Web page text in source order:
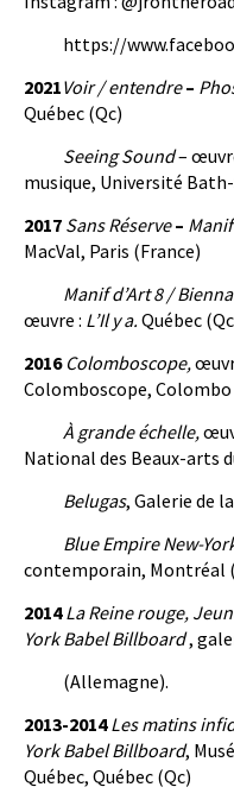
https://
2021Voir / entendre–
Québec (Qc)
Seeing Sound–
musique, Université
2017 Sans Réserve–
MacVal, Paris (France)
Manif d’Art 8 /
œuvre : L’Il y a. Québec
2016 Colomboscope,
Colomboscope, Colombo
À grande échelle,
National des Beaux-arts
Belugas, Galerie de
Blue Empire New-
contemporain, Montréal
2014La Reine rouge,
York Babel Billboard,
(Allemagne).
2013-2014Les matins
York Babel Billboard,
Québec, Québec (Qc)